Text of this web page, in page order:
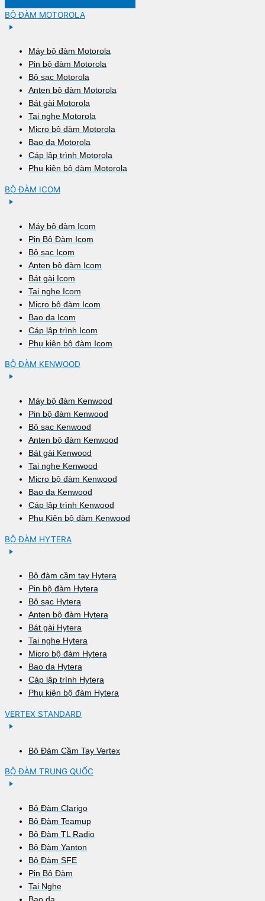
BỘ ĐÀM MOTOROLA
Máy bộ đàm Motorola
Pin bộ đàm Motorola
Bộ sạc Motorola
Anten bộ đàm Motorola
Bát gài Motorola
Tai nghe Motorola
Micro bộ đàm Motorola
Bao da Motorola
Cáp lập trình Motorola
Phụ kiện bộ đàm Motorola
BỘ ĐÀM ICOM
Máy bộ đàm Icom
Pin Bộ Đàm Icom
Bộ sạc Icom
Anten bộ đàm Icom
Bát gài Icom
Tai nghe Icom
Micro bộ đàm Icom
Bao da Icom
Cáp lập trình Icom
Phụ kiện bộ đàm Icom
BỘ ĐÀM KENWOOD
Máy bộ đàm Kenwood
Pin bộ đàm Kenwood
Bộ sạc Kenwood
Anten bộ đàm Kenwood
Bát gài Kenwood
Tai nghe Kenwood
Micro bộ đàm Kenwood
Bao da Kenwood
Cáp lập trình Kenwood
Phụ Kiện bộ đàm Kenwood
BỘ ĐÀM HYTERA
Bộ đàm cầm tay Hytera
Pin bộ đàm Hytera
Bộ sạc Hytera
Anten bộ đàm Hytera
Bát gài Hytera
Tai nghe Hytera
Micro bộ đàm Hytera
Bao da Hytera
Cáp lập trình Hytera
Phụ kiện bộ đàm Hytera
VERTEX STANDARD
Bộ Đàm Cầm Tay Vertex
BỘ ĐÀM TRUNG QUỐC
Bộ Đàm Clarigo
Bộ Đàm Teamup
Bộ Đàm TL Radio
Bộ Đàm Yanton
Bộ Đàm SFE
Pin Bộ Đàm
Tai Nghe